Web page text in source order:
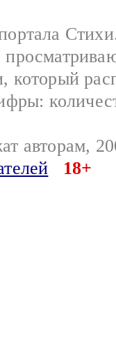
который
авторам,
18+